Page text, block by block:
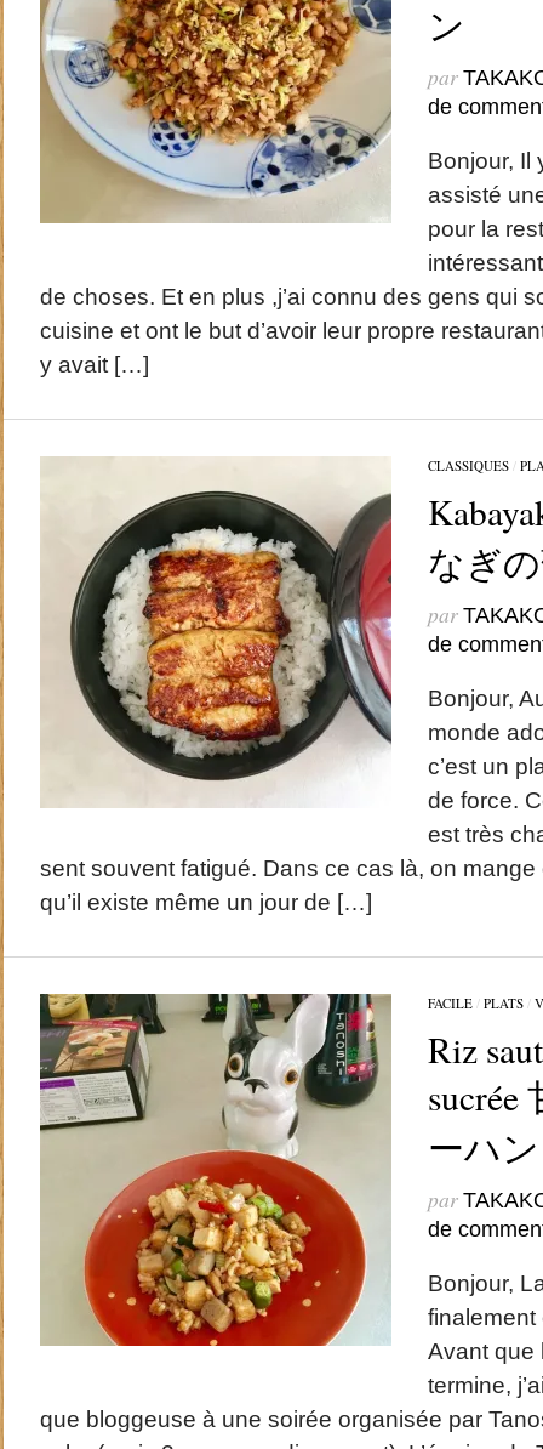
ン
par
de
Bonjour, Il
assisté
pour la
de choses. Et en plus ,j’ai connu des gens qui
cuisine et ont le but d’avoir leur propre
y avait […]
CLASSIQUES/
なぎ
par
de
Bonjour,
monde
c’est un
de force.
est très
sent souvent fatigué. Dans ce cas là, on mange
qu’il existe même un jour de […]
FACILE/ PLATS/
Riz
sucrée
ーハン
par
de
Bonjour,
Avant que
termine,
que bloggeuse à une soirée organisée par